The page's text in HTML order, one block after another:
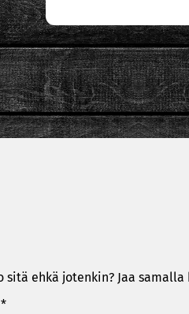
ehkä jotenkin? Jaa
*